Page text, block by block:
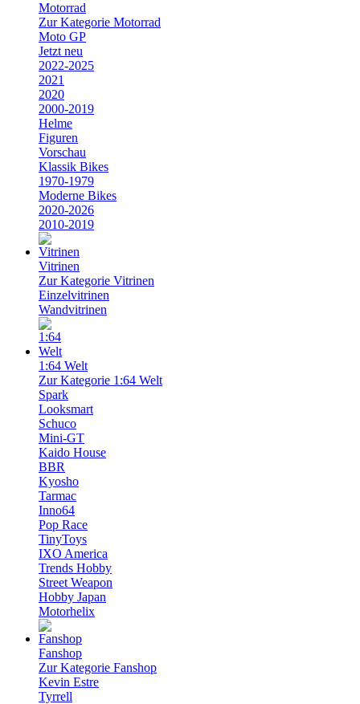
Motorrad
Zur Kategorie Motorrad
Moto GP
Jetzt neu
2022-2025
2021
2020
2000-2019
Helme
Figuren
Vorschau
Klassik Bikes
1970-1979
Moderne Bikes
2020-2026
2010-2019
Vitrinen
Zur Kategorie Vitrinen
Einzelvitrinen
Wandvitrinen
1:64 Welt
Zur Kategorie 1:64 Welt
Spark
Looksmart
Schuco
Mini-GT
Kaido House
BBR
Kyosho
Tarmac
Inno64
Pop Race
TinyToys
IXO America
Trends Hobby
Street Weapon
Hobby Japan
Motorhelix
Fanshop
Zur Kategorie Fanshop
Kevin Estre
Tyrrell